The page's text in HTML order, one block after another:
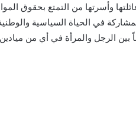
وأسرتها من التمتع بحقوق
في الحياة السياسية
بين الرجل والمرأة في أي من